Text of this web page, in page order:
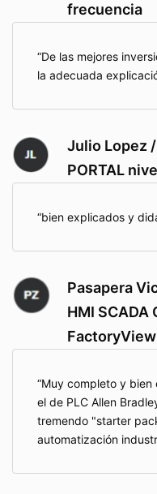
frecuencia
De las mejores
la adecuada
Julio Lopez /
PORTAL
bien explicados y
Pasapera
HMI SCADA
Muy completo y bien
el de PLC Allen
tremendo "starter
automatización